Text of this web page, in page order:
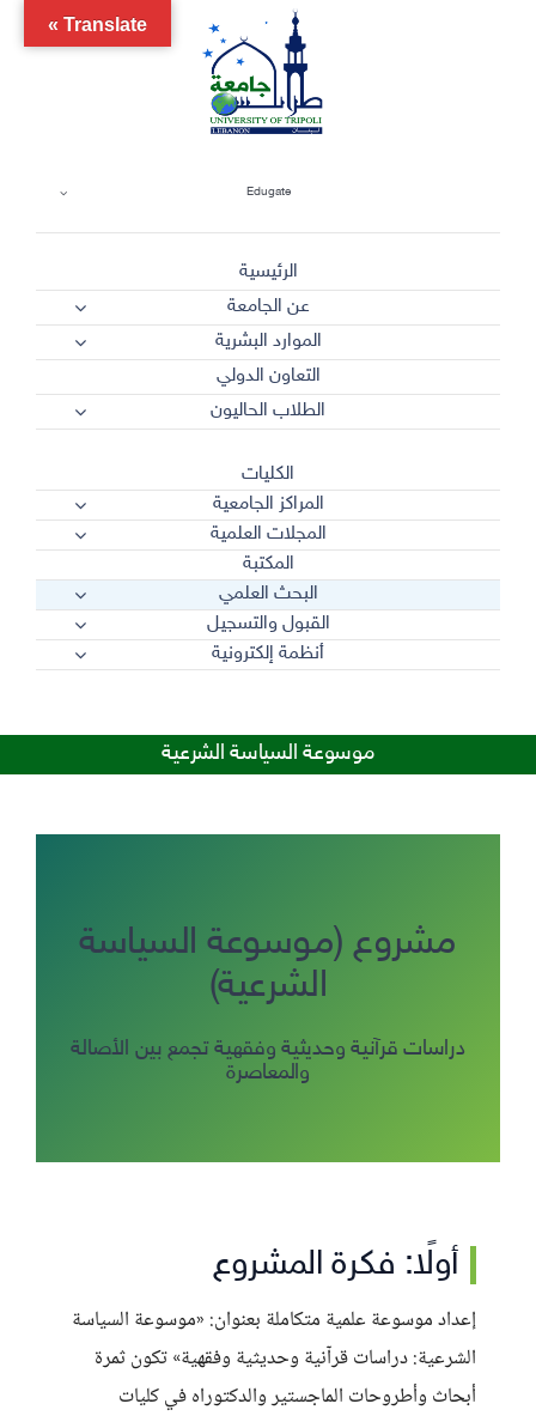
Edugate
الرئيسية
عن الجامعة
الموارد البشرية
التعاون الدولي
الطلاب الحاليون
الكليات
المراكز الجامعية
المجلات العلمية
المكتبة
البحث العلمي
القبول والتسجيل
أنظمة إلكترونية
موسوعة السياسة الشرعية
مشروع (موسوعة السياسة
الشرعية)
دراسات قرآنية وحديثية وفقهية تجمع بين الأصالة
والمعاصرة
أولًا: فكرة المشروع
إعداد موسوعة علمية متكاملة بعنوان: «موسوعة السياسة
الشرعية: دراسات قرآنية وحديثية وفقهية» تكون ثمرة
أبحاث وأطروحات الماجستير والدكتوراه في كليات
Translate »